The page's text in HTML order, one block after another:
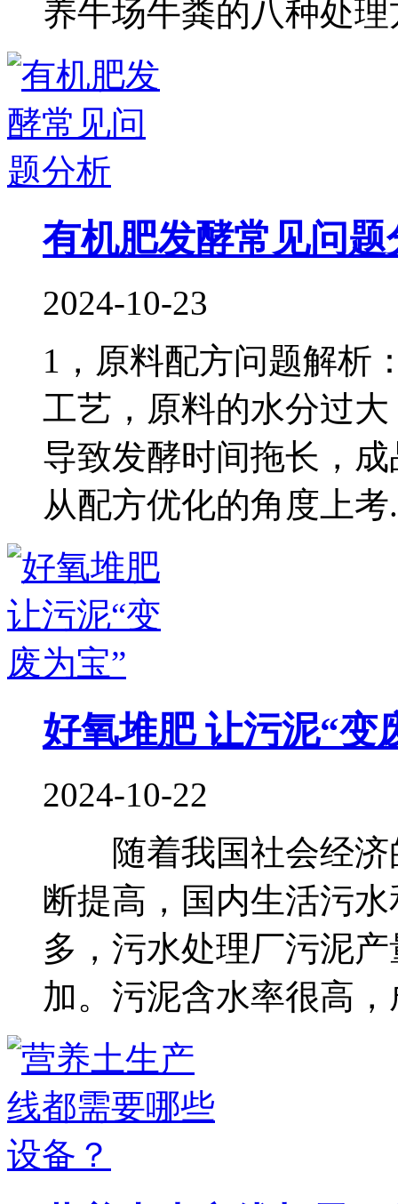
养牛场牛粪的八种处理
有机肥发酵常见问题
2024-10-23
1，原料配方问题解析
工艺，原料的水分过
导致发酵时间拖长，
从配方优化的角度上考
好氧堆肥 让污泥“变
2024-10-22
随着我国社会经济
断提高，国内生活污
多，污水处理厂污泥
加。污泥含水率很高